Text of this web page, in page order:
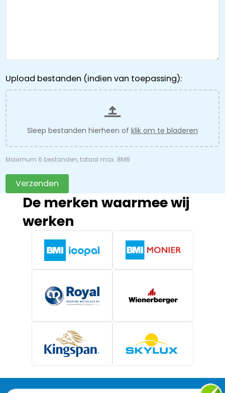
Upload bestanden (indien van toepassing):
Sleep bestanden hierheen of klik om te bladeren
Maximum 6 bestanden, totaal max. 8MB
Verzenden
De merken waarmee wij
werken